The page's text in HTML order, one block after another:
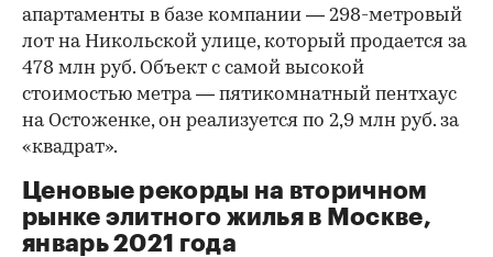
апартаменты в базе компании — 298-метровый
лот на Никольской улице, который продается за
478 млн руб. Объект с самой высокой
стоимостью метра — пятикомнатный пентхаус
на Остоженке, он реализуется по 2,9 млн руб. за
«квадрат».
Ценовые рекорды на вторичном
рынке элитного жилья в Москве,
январь 2021 года